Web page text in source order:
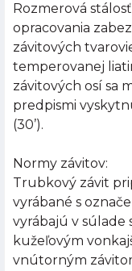
Rozmerová
opracovania
závitových
temperovanej
závitových osí sa
predpismi
(30’).
Normy závitov:
Trubkový závit
vyrábané s
vyrábajú v súlade
kužeľovým
vnútorným